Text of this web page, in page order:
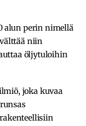
alun perin nimellä
niin
öljytuloihin
joka kuvaa